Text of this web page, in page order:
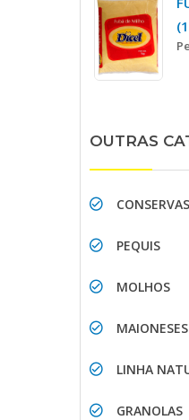
OUTRAS
CONSERVAS
PEQUIS
MOLHOS
MAIONESES
LINHA
GRANOLAS